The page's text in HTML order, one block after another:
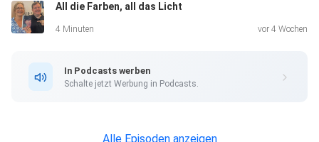
All die Farben, all das Licht
4 Minuten vor 4 Wochen
In Podcasts werben
Schalte jetzt Werbung in Podcasts.
Alle Episoden anzeigen